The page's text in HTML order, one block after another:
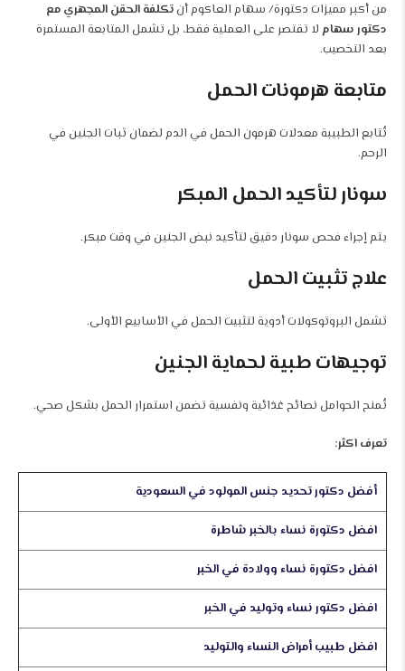
من أكبر مميزات دكتورة/ سهام العاكوم أنتكلفة الحقن المجهري مع
دكتور سهام لا تقتصر على العملية فقط، بل تشمل المتابعة المستمرة
بعد التخصيب.
متابعة هرمونات الحمل
تُتابع الطبيبة معدلات هرمون الحمل في الدم لضمان ثبات الجنين في
الرحم.
سونار لتأكيد الحمل المبكر
يتم إجراء فحص سونار دقيق لتأكيد نبض الجنين في وقت مبكر.
علاج تثبيت الحمل
تشمل البروتوكولات أدوية لتثبيت الحمل في الأسابيع الأولى.
توجيهات طبية لحماية الجنين
تُمنح الحوامل نصائح غذائية ونفسية تضمن استمرار الحمل بشكل صحي.
تعرف اكثر:
أفضل دكتور تحديد جنس المولود في السعودية
افضل دكتورة نساء بالخبر شاطرة
افضل دكتورة نساء وولادة في الخبر
افضل دكتور نساء وتوليد في الخبر
افضل طبيب أمراض النساء والتوليد